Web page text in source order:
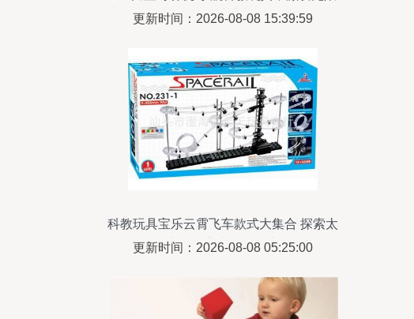
创造力
更新时间：2026-08-08 15:39:59
科教玩具宝乐云霄飞车款式大集合 探索太
空轨道夜光版的魅力
更新时间：2026-08-08 05:25:00